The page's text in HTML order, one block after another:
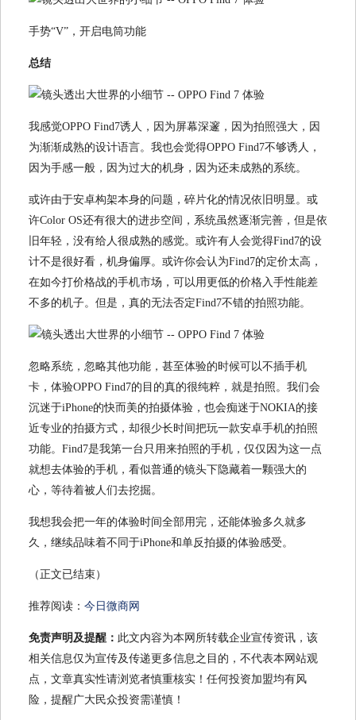
手势“V”，开启电筒功能
总结
我感觉OPPO Find7诱人，因为屏幕深邃，因为拍照强大，因
为渐渐成熟的设计语言。我也会觉得OPPO Find7不够诱人，
因为手感一般，因为过大的机身，因为还未成熟的系统。
或许由于安卓构架本身的问题，碎片化的情况依旧明显。或
许Color OS还有很大的进步空间，系统虽然逐渐完善，但是依
旧年轻，没有给人很成熟的感觉。或许有人会觉得Find7的设
计不是很好看，机身偏厚。或许你会认为Find7的定价太高，
在如今打价格战的手机市场，可以用更低的价格入手性能差
不多的机子。但是，真的无法否定Find7不错的拍照功能。
忽略系统，忽略其他功能，甚至体验的时候可以不插手机
卡，体验OPPO Find7的目的真的很纯粹，就是拍照。我们会
沉迷于iPhone的快而美的拍摄体验，也会痴迷于NOKIA的接
近专业的拍摄方式，却很少长时间把玩一款安卓手机的拍照
功能。Find7是我第一台只用来拍照的手机，仅仅因为这一点
就想去体验的手机，看似普通的镜头下隐藏着一颗强大的
心，等待着被人们去挖掘。
我想我会把一年的体验时间全部用完，还能体验多久就多
久，继续品味着不同于iPhone和单反拍摄的体验感受。
（正文已结束）
推荐阅读： 今日微商网
免责声明及提醒： 此文内容为本网所转载企业宣传资讯，该
相关信息仅为宣传及传递更多信息之目的，不代表本网站观
点，文章真实性请浏览者慎重核实！任何投资加盟均有风
险，提醒广大民众投资需谨慎！